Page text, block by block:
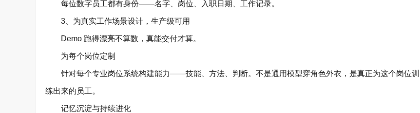
每位数字员工都有身份——名字、岗位、入职日期、工作记录。
3、为真实工作场景设计，生产级可用
Demo 跑得漂亮不算数，真能交付才算。
为每个岗位定制
针对每个专业岗位系统构建能力——技能、方法、判断。不是通用模型穿角色外衣，是真正为这个岗位训
练出来的员工。
记忆沉淀与持续进化